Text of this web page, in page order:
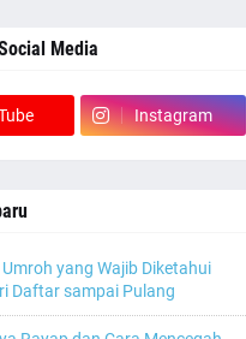
Media
Instagram
yang Wajib Diketahui
Daftar sampai Pulang